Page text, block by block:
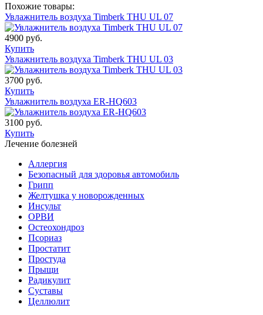
Похожие товары:
Увлажнитель воздуха Timberk THU UL 07
4900 руб.
Купить
Увлажнитель воздуха Timberk THU UL 03
3700 руб.
Купить
Увлажнитель воздуха ER-HQ603
3100 руб.
Купить
Лечение болезней
Аллергия
Безопасный для здоровья автомобиль
Грипп
Желтушка у новорожденных
Инсульт
ОРВИ
Остеохондроз
Пcориаз
Простатит
Простуда
Прыщи
Радикулит
Суставы
Целлюлит